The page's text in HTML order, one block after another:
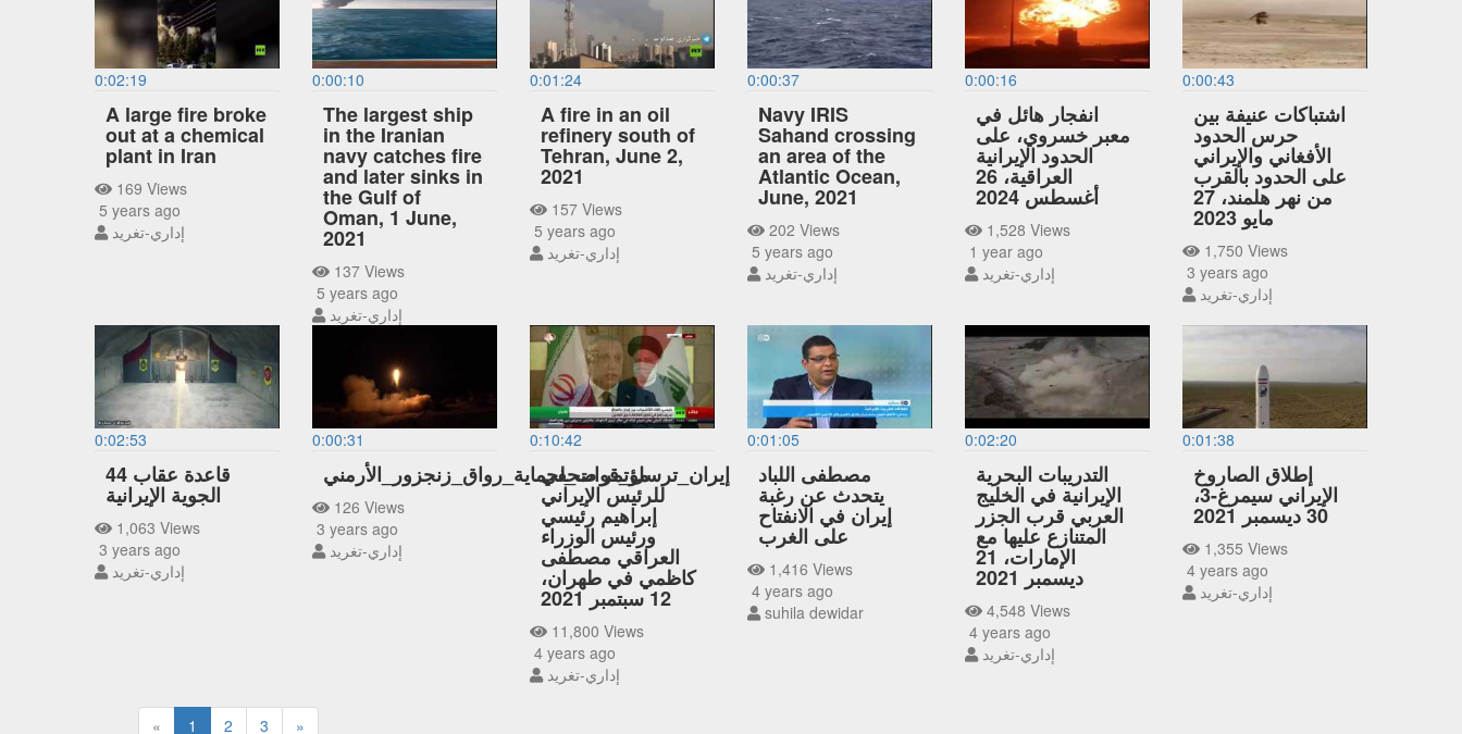
0:02:19
A large fire broke
out at a chemical
plant in Iran
169 Views
5 years ago
إداري-تغريد
0:00:10
The largest ship
in the Iranian
navy catches fire
and later sinks in
the Gulf of
Oman, 1 June,
2021
137 Views
5 years ago
إداري-تغريد
0:01:24
A fire in an oil
refinery south of
Tehran, June 2,
2021
157 Views
5 years ago
إداري-تغريد
0:00:37
Navy IRIS
Sahand crossing
an area of the
Atlantic Ocean,
June, 2021
202 Views
5 years ago
إداري-تغريد
0:00:16
انفجار هائل في
معبر خسروي، على
الحدود الإيرانية
العراقية، 26
أغسطس 2024
1,528 Views
1 year ago
إداري-تغريد
0:00:43
اشتباكات عنيفة بين
حرس الحدود
الأفغاني والإيراني
على الحدود بالقرب
من نهر هلمند، 27
مايو 2023
1,750 Views
3 years ago
إداري-تغريد
0:02:53
قاعدة عقاب 44
الجوية الإيرانية
1,063 Views
3 years ago
إداري-تغريد
0:00:31
إيران_ترسل_قوات_لحماية_رواق_زنجزور_الأرمني
126 Views
3 years ago
إداري-تغريد
0:10:42
مؤتمر صحفي
للرئيس الإيراني
إبراهيم رئيسي
ورئيس الوزراء
العراقي مصطفى
كاظمي في طهران،
12 سبتمبر 2021
11,800 Views
4 years ago
إداري-تغريد
0:01:05
مصطفى اللباد
يتحدث عن رغبة
إيران في الانفتاح
على الغرب
1,416 Views
4 years ago
suhila dewidar
0:02:20
التدريبات البحرية
الإيرانية في الخليج
العربي قرب الجزر
المتنازع عليها مع
الإمارات، 21
ديسمبر 2021
4,548 Views
4 years ago
إداري-تغريد
0:01:38
إطلاق الصاروخ
الإيراني سيمرغ-3،
30 ديسمبر 2021
1,355 Views
4 years ago
إداري-تغريد
« 1 2 3 »